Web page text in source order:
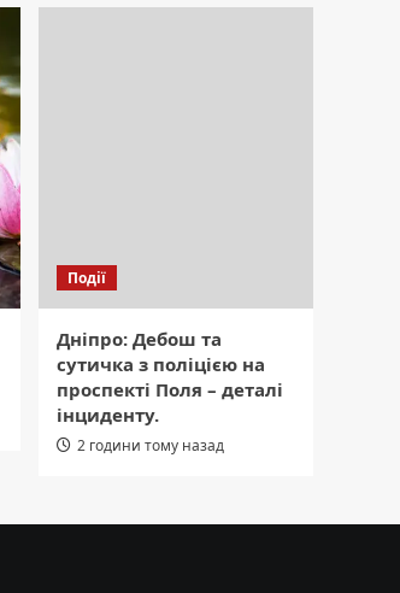
Події
Дніпро: Дебош та
сутичка з поліцією на
проспекті Поля – деталі
інциденту.
2 години тому назад